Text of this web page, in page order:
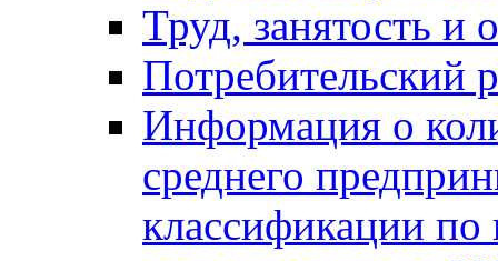
Труд, занятость и
Потребительский
Информация о
среднего
классификации